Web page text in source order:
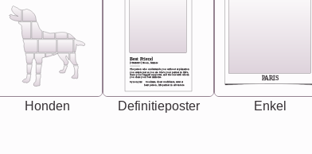
Honden
Best Friend
[<NAME>] Noun, feminie
Synonyms: Soulmate, closet confidante, sister at
heart person, life partner in adventure.
The person who understands you without explanation
you accepts just as you are. She's your partner in life's,
chaos your biggest supporter, and the one with whom
you share your best memories.
Definitieposter
PARIS
Enkel